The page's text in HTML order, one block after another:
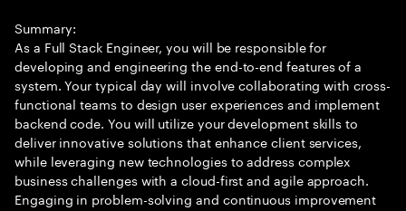
Summary:
As a Full Stack Engineer, you will be responsible for
developing and engineering the end-to-end features of a
system. Your typical day will involve collaborating with cross-
functional teams to design user experiences and implement
backend code. You will utilize your development skills to
deliver innovative solutions that enhance client services,
while leveraging new technologies to address complex
business challenges with a cloud-first and agile approach.
Engaging in problem-solving and continuous improvement